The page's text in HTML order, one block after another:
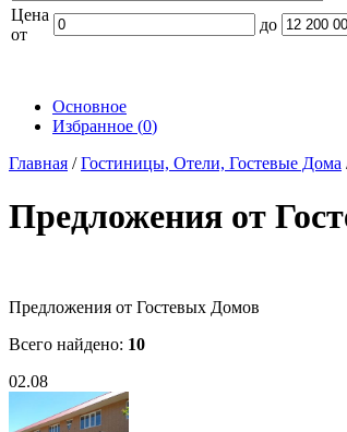
Цена
от
до
Основное
Избранное (0)
Главная /Гостиницы, Отели, Гостевые Дома
Предложения от
Предложения от Гостевых Домов
Всего найдено: 10
02.08